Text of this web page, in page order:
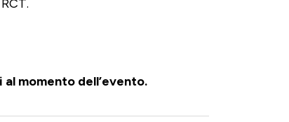
momento dell’evento.